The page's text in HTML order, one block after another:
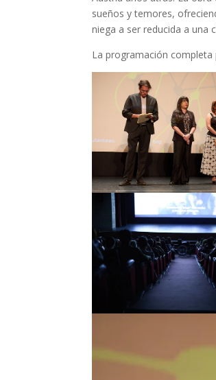
sueños y temores,
niega a ser reducida a una
La programación